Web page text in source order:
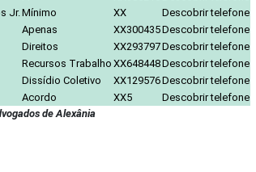
Jr. Mínimo XX
Descobrir telefone
Apenas XX300435Descobrir telefone
Direitos XX293797Descobrir telefone
Recursos Trabalho XX648448Descobrir telefone
Dissídio Coletivo XX129576Descobrir telefone
Acordo XX5
Descobrir telefone
de Alexânia